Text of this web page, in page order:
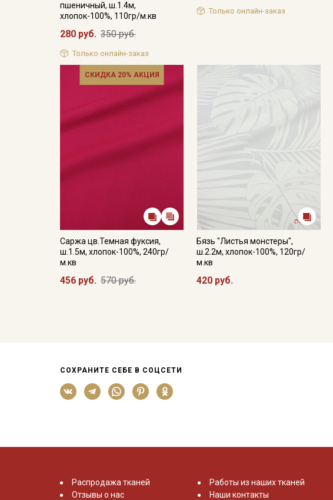
пшеничный, ш.1.4м,
хлопок-100%, 110гр/м.кв
280 руб. 350 руб.
Только онлайн-заказ
Только онлайн-заказ
СКИДКА 20% АКЦИЯ
Саржа цв.Темная фуксия,
ш.1.5м, хлопок-100%, 240гр/
м.кв
456 руб. 570 руб.
Бязь "Листья монстеры",
ш.2.2м, хлопок-100%, 120гр/
м.кв
420 руб.
СОХРАНИТЕ СЕБЕ В СОЦСЕТИ
Распродажа тканей
Отзывы о нас
Работы из наших тканей
Наши контакты